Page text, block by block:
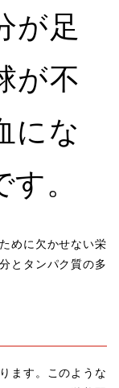
が足
が不
にな
。
めに欠かせない栄
とタンパク質の多
ます。このような